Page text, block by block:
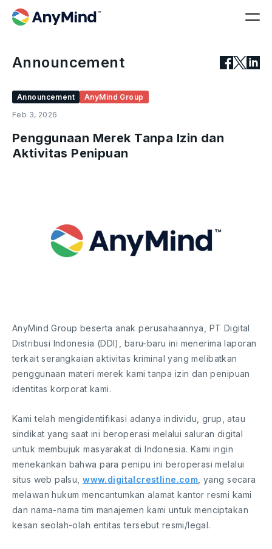
Announcement
Announcement
AnyMind Group
Feb 3, 2026
Penggunaan Merek Tanpa Izin dan
Aktivitas Penipuan
AnyMind Group beserta anak perusahaannya, PT Digital
Distribusi Indonesia (DDI), baru-baru ini menerima laporan
terkait serangkaian aktivitas kriminal yang melibatkan
penggunaan materi merek kami tanpa izin dan penipuan
identitas korporat kami.
Kami telah mengidentifikasi adanya individu, grup, atau
sindikat yang saat ini beroperasi melalui saluran digital
untuk membujuk masyarakat di Indonesia. Kami ingin
menekankan bahwa para penipu ini beroperasi melalui
situs web palsu,www.digitalcrestline.com , yang secara
melawan hukum mencantumkan alamat kantor resmi kami
dan nama-nama tim manajemen kami untuk menciptakan
kesan seolah-olah entitas tersebut resmi/legal.